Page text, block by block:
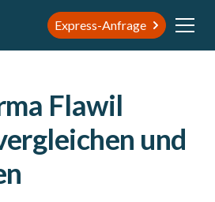
Express-Anfrage
Flawil
und